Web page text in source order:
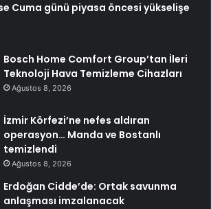
Cuma günü piyasa öncesi yükselişe
Bosch Home Comfort Group’tan İleri
Teknoloji Hava Temizleme Cihazları
Ağustos 8, 2026
İzmir Körfezi’ne nefes aldıran
operasyon… Manda ve Bostanlı
temizlendi
Ağustos 8, 2026
Erdoğan Cidde’de: Ortak savunma
anlaşması imzalanacak